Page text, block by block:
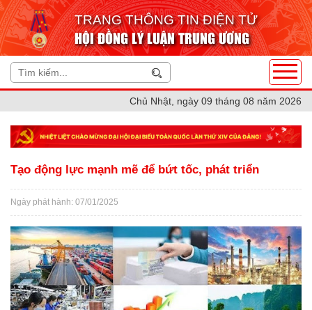
TRANG THÔNG TIN ĐIỆN TỬ
HỘI ĐỒNG LÝ LUẬN TRUNG ƯƠNG
Chủ Nhật, ngày 09 tháng 08 năm 2026
Tạo động lực mạnh mẽ để bứt tốc, phát triển
Ngày phát hành: 07/01/2025